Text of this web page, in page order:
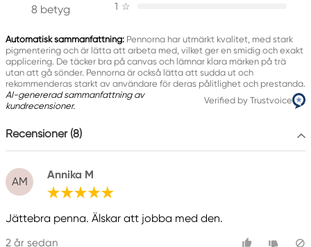
90546 Stein, Germany
+49 (0) 911 9965-0
8 betyg
1 ☆
Automatisk sammanfattning: Pennorna har utmärkt kvalitet, med stark
pigmentering och är lätta att arbeta med, vilket ger en smidig och exakt
applicering. De täcker bra på canvas och lämnar klara märken på trä
utan att gå sönder. Pennorna är också lätta att sudda ut och
rekommenderas starkt av användare för deras pålitlighet och prestanda.
AI-genererad sammanfattning av
kundrecensioner.
Verified by Trustvoice
Recensioner (8)
AM
Annika M
Jättebra penna. Älskar att jobba med den.
2 år sedan